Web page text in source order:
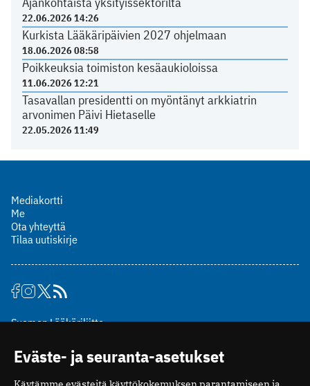
22.06.2026 14:26
Kurkista Lääkäripäivien 2027 ohjelmaan
18.06.2026 08:58
Poikkeuksia toimiston kesäaukioloissa
11.06.2026 12:21
Tasavallan presidentti on myöntänyt arkkiatrin
arvonimen Päivi Hietaselle
22.05.2026 11:49
Mediakortti
Me
Ota yhteyttä
Tilaa uutiskirje
Suomen Lääkäriliitto
00510 Helsinki
puh. (09) 393 091
Eväste- ja seuranta-asetukset